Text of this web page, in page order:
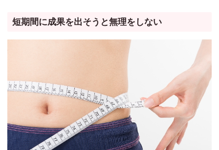
短期間に成果を出そうと無理をしない